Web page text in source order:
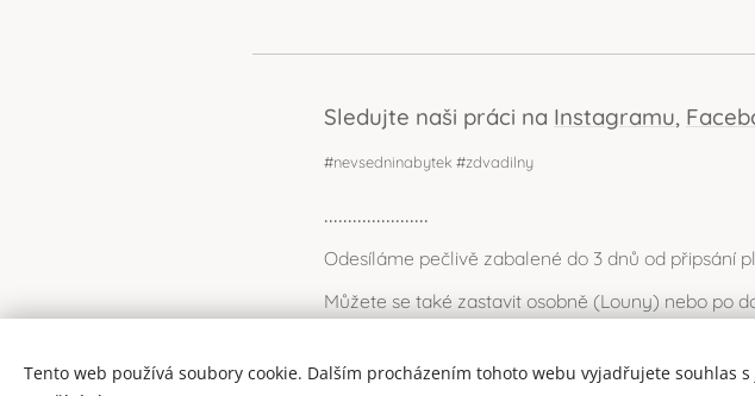
Sledujte naši práci na Instagramu,
#nevsedninabytek #zdvadilny
......................
Odesíláme pečlivě zabalené do 3 dnů od připsání
Můžete se také zastavit osobně (Louny) nebo po
Tento web používá soubory cookie. Dalším procházením tohoto webu vyjadřujete souhlas